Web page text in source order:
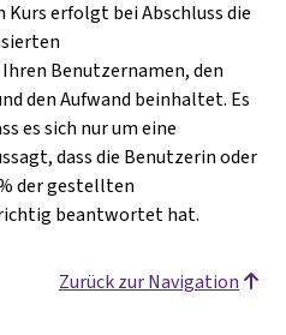
Kurs erfolgt bei Abschluss die
Benutzernamen, den
den Aufwand beinhaltet. Es
es sich nur um eine
dass die Benutzerin oder
der gestellten
beantwortet hat.
Zurück zur Navigation